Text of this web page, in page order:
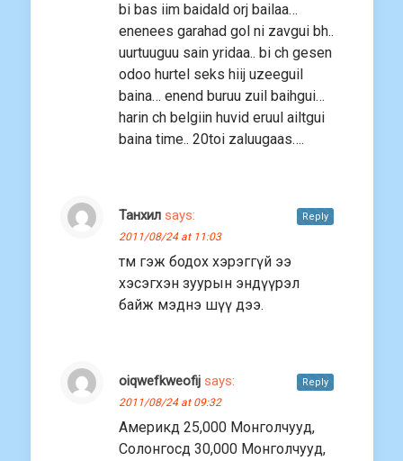
bi bas iim baidald orj bailaa…
enenees garahad gol ni zavgui bh..
uurtuuguu sain yridaa.. bi ch gesen
odoo hurtel seks hiij uzeeguil
baina… enend buruu zuil baihgui…
harin ch belgiin huvid eruul ailtgui
baina time.. 20toi zaluugaas….
Танхил says:
2011/08/24 at 11:03
тм гэж бодох хэрэггүй ээ
хэсэгхэн зуурын эндүүрэл
байж мэднэ шүү дээ.
Reply
oiqwefkweofij says:
2011/08/24 at 09:32
Америкд 25,000 Монголчууд,
Солонгосд 30,000 Монголчууд,
Reply